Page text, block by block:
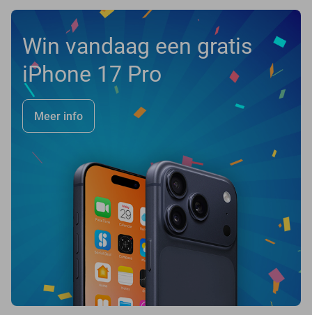
Win vandaag een gratis
iPhone 17 Pro
Meer info